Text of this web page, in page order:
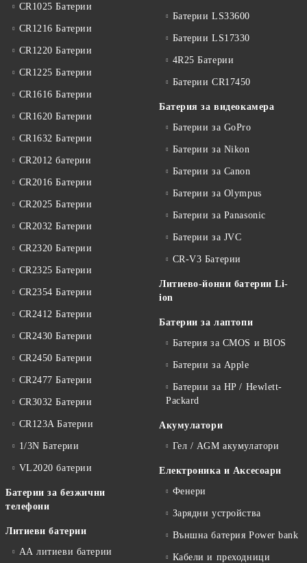
CR1025 Батерии
CR1216 Батерии
CR1220 Батерии
CR1225 Батерии
CR1616 Батерии
CR1620 Батерии
CR1632 Батерии
CR2012 батерии
CR2016 Батерии
CR2025 Батерии
CR2032 Батерии
CR2320 Батерии
CR2325 Батерии
CR2354 Батерии
CR2412 Батерии
CR2430 Батерии
CR2450 Батерии
CR2477 Батерии
CR3032 Батерии
CR123A Батерии
1/3N Батерии
VL2020 батерии
Батерии за безжични
телефони
Литиеви батерии
АА литиеви батерии
Батерии LS33600
Батерии LS17330
4R25 Батерии
Батерии CR17450
Батерия за видеокамера
Батерии за GoPro
Батерии за Nikon
Батерии за Canon
Батерии за Olympus
Батерии за Panasonic
Батерии за JVC
CR-V3 Батерии
Литиево-йонни батерии Li-
ion
Батерии за лаптопи
Батерия за CMOS и BIOS
Батерии за Apple
Батерии за HP / Hewlett-
Packard
Акумулатори
Гел / AGM акумулатори
Електроника и Аксесоари
Фенери
Зарядни устройства
Външна батерия Power bank
Кабели и преходници